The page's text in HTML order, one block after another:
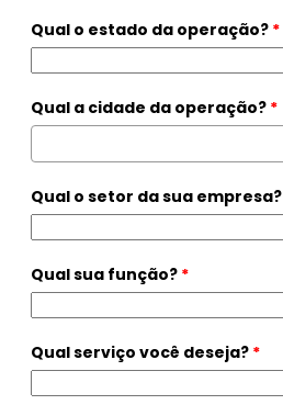
Qual o estado da operação? *
Qual a cidade da operação? *
Qual o setor da sua empresa?
Qual sua função? *
Qual serviço você deseja? *